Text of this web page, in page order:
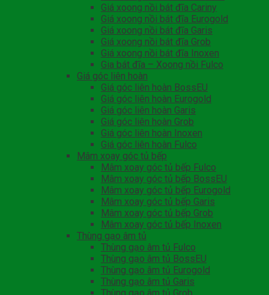
Giá xoong nồi bát đĩa Cariny
Giá xoong nồi bát đĩa Eurogold
Giá xoong nồi bát đĩa Garis
Giá xoong nồi bát đĩa Grob
Giá xoong nồi bát đĩa Inoxen
Gia bát đĩa – Xoong nồi Fulco
Giá góc liên hoàn
Giá góc liên hoàn BossEU
Giá góc liên hoàn Eurogold
Giá góc liên hoàn Garis
Giá góc liên hoàn Grob
Giá góc liên hoàn Inoxen
Giá góc liên hoàn Fulco
Mâm xoay góc tủ bếp
Mâm xoay góc tủ bếp Fulco
Mâm xoay góc tủ bếp BossEU
Mâm xoay góc tủ bếp Eurogold
Mâm xoay góc tủ bếp Garis
Mâm xoay góc tủ bếp Grob
Mâm xoay góc tủ bếp Inoxen
Thùng gạo âm tủ
Thùng gạo âm tủ Fulco
Thùng gạo âm tủ BossEU
Thùng gạo âm tủ Eurogold
Thùng gạo âm tủ Garis